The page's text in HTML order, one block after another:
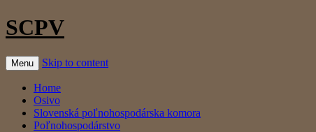
SCPV
Menu Skip to content
Home
Osivo
Slovenská poľnohospodárska komora
Poľnohospodárstvo